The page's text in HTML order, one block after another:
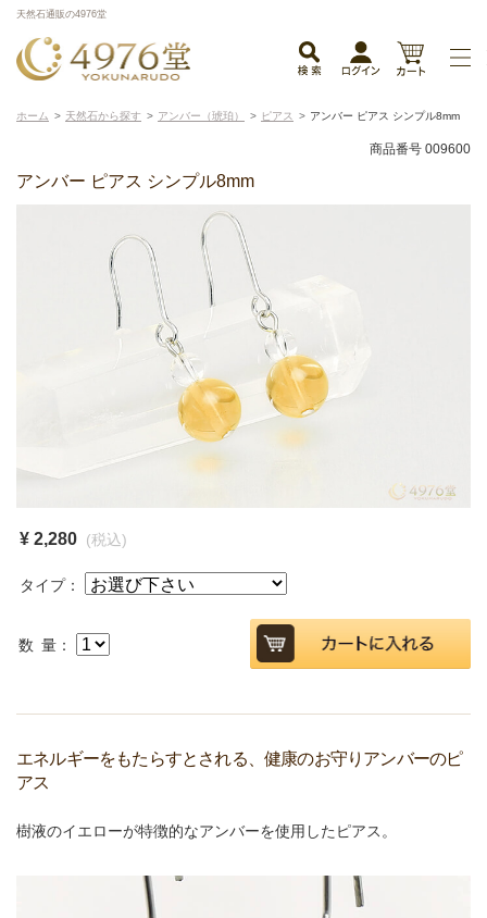
天然石通販の4976堂
ホーム 天然石から探す アンバー（琥珀） ピアス アンバー ピアス シンプル8mm
商品番号 009600
アンバー ピアス シンプル8mm
¥ 2,280 (税込)
タイプ：
数 量：
エネルギーをもたらすとされる、健康のお守りアンバーのピ
アス
樹液のイエローが特徴的なアンバーを使用したピアス。